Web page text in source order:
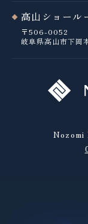
Nozomi
高山ショール
〒506-0052
岐阜県高山市下岡